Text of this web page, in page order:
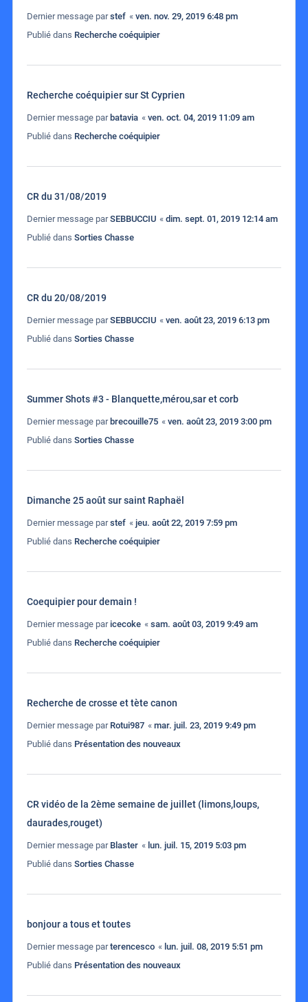
Dernier message parstef « ven. nov. 29, 2019 6:48 pm
Publié dans Recherche coéquipier
Recherche coéquipier sur St Cyprien
Dernier message par batavia « ven. oct. 04, 2019 11:09 am
Publié dans Recherche coéquipier
CR du 31/08/2019
Dernier message parSEBBUCCIU « dim. sept. 01, 2019 12:14 am
Publié dans Sorties Chasse
CR du 20/08/2019
Dernier message parSEBBUCCIU « ven. août 23, 2019 6:13 pm
Publié dans Sorties Chasse
Summer Shots #3 - Blanquette,mérou,sar et corb
Dernier message par brecouille75 « ven. août 23, 2019 3:00 pm
Publié dans Sorties Chasse
Dimanche 25 août sur saint Raphaël
Dernier message parstef « jeu. août 22, 2019 7:59 pm
Publié dans Recherche coéquipier
Coequipier pour demain !
Dernier message paricecoke « sam. août 03, 2019 9:49 am
Publié dans Recherche coéquipier
Recherche de crosse et tète canon
Dernier message par Rotui987 « mar. juil. 23, 2019 9:49 pm
Publié dans Présentation des nouveaux
CR vidéo de la 2ème semaine de juillet (limons,loups,
daurades,rouget)
Dernier message par Blaster « lun. juil. 15, 2019 5:03 pm
Publié dans Sorties Chasse
bonjour a tous et toutes
Dernier message parterencesco « lun. juil. 08, 2019 5:51 pm
Publié dans Présentation des nouveaux